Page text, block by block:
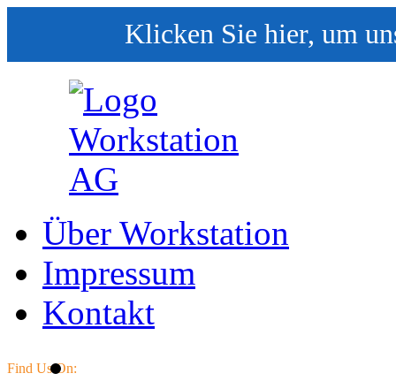
Klicken Sie hier, um
Über Workstation
Impressum
Kontakt
Find Us On: